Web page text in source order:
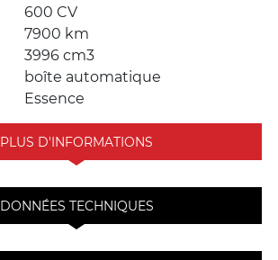
600 CV
7900 km
3996 cm3
boîte automatique
Essence
PLUS D'INFORMATIONS
DONNÉES TECHNIQUES